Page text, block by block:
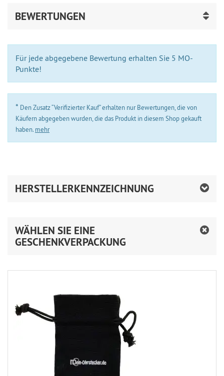
BEWERTUNGEN
Für jede abgegebene Bewertung erhalten Sie 5 MO-
Punkte!
* Den Zusatz “Verifizierter Kauf” erhalten nur Bewertungen, die von
Käufern abgegeben wurden, die das Produkt in diesem Shop gekauft
haben. mehr
HERSTELLERKENNZEICHNUNG
WÄHLEN SIE EINE
GESCHENKVERPACKUNG